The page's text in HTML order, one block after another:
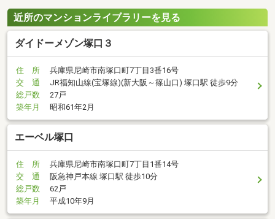
近所のマンションライブラリーを見る
ダイドーメゾン塚口３
住 所
兵庫県尼崎市南塚口町7丁目3番16号
交 通
JR福知山線(宝塚線)(新大阪～篠山口) 塚口駅 徒歩9分
総戸数
27戸
築年月
昭和61年2月
エーベル塚口
住 所
兵庫県尼崎市南塚口町7丁目1番14号
交 通
阪急神戸本線 塚口駅 徒歩10分
総戸数
62戸
築年月
平成10年9月